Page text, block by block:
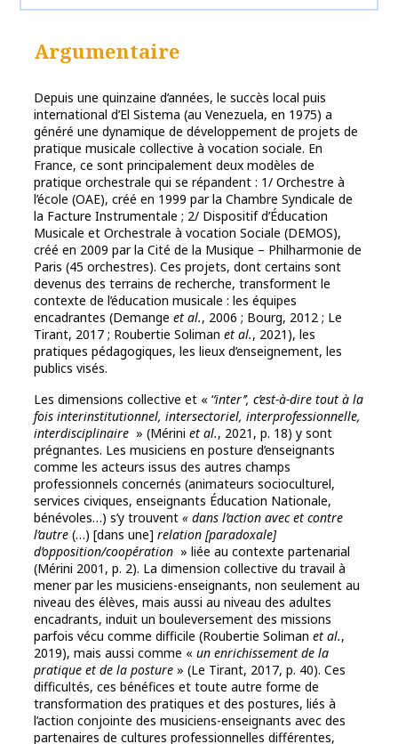
Argumentaire
Depuis une quinzaine d’années, le succès local puis
international d’El Sistema (au Venezuela, en 1975) a
généré une dynamique de développement de projets de
pratique musicale collective à vocation sociale. En
France, ce sont principalement deux modèles de
pratique orchestrale qui se répandent : 1/ Orchestre à
l’école (OAE), créé en 1999 par la Chambre Syndicale de
la Facture Instrumentale ; 2/ Dispositif d’Éducation
Musicale et Orchestrale à vocation Sociale (DEMOS),
créé en 2009 par la Cité de la Musique – Philharmonie de
Paris (45 orchestres). Ces projets, dont certains sont
devenus des terrains de recherche, transforment le
contexte de l’éducation musicale : les équipes
encadrantes (Demange et al., 2006 ; Bourg, 2012 ; Le
Tirant, 2017 ; Roubertie Soliman et al., 2021), les
pratiques pédagogiques, les lieux d’enseignement, les
publics visés.
Les dimensions collective et « ‘’inter’’, c’est-à-dire tout à la
fois interinstitutionnel, intersectoriel, interprofessionnelle,
interdisciplinaire » (Mérini et al., 2021, p. 18) y sont
prégnantes. Les musiciens en posture d’enseignants
comme les acteurs issus des autres champs
professionnels concernés (animateurs socioculturel,
services civiques, enseignants Éducation Nationale,
bénévoles…) s’y trouvent « dans l’action avec et contre
l’autre (…) [dans une] relation [paradoxale]
d’opposition/coopération » liée au contexte partenarial
(Mérini 2001, p. 2). La dimension collective du travail à
mener par les musiciens-enseignants, non seulement au
niveau des élèves, mais aussi au niveau des adultes
encadrants, induit un bouleversement des missions
parfois vécu comme difficile (Roubertie Soliman et al.,
2019), mais aussi comme « un enrichissement de la
pratique et de la posture » (Le Tirant, 2017, p. 40). Ces
difficultés, ces bénéfices et toute autre forme de
transformation des pratiques et des postures, liés à
l’action conjointe des musiciens-enseignants avec des
partenaires de cultures professionnelles différentes,